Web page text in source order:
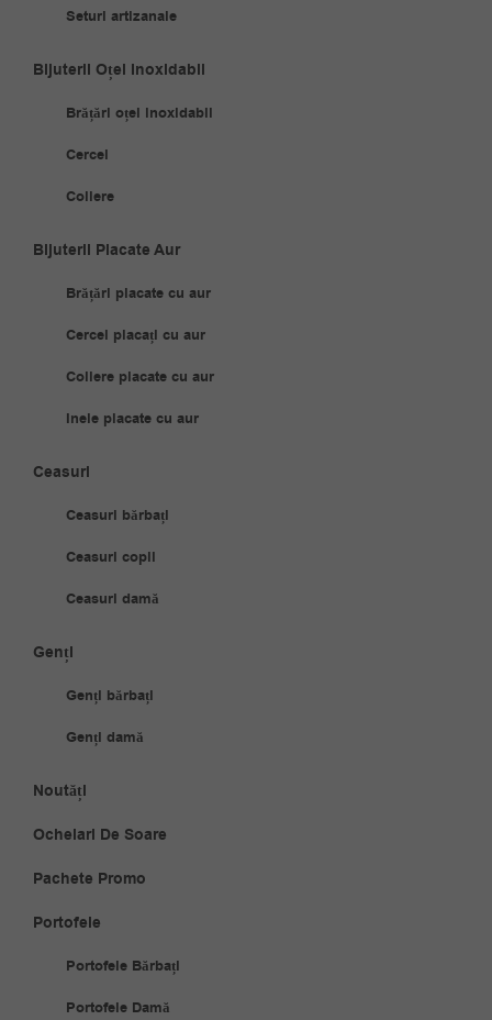
Seturi artizanale
Bijuterii Oțel Inoxidabil
Brățări oțel inoxidabil
Cercei
Coliere
Bijuterii Placate Aur
Brățări placate cu aur
Cercei placați cu aur
Coliere placate cu aur
Inele placate cu aur
Ceasuri
Ceasuri bărbați
Ceasuri copii
Ceasuri damă
Genți
Genți bărbați
Genți damă
Noutăți
Ochelari De Soare
Pachete Promo
Portofele
Portofele Bărbați
Portofele Damă